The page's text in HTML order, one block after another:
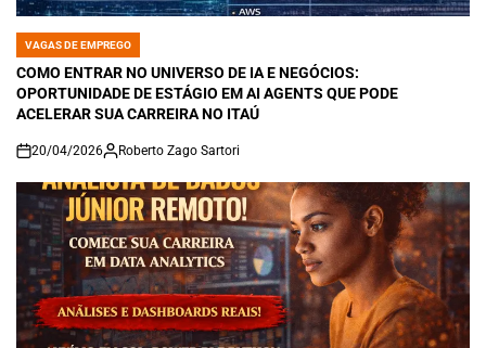
POSTED
IN
VAGAS DE EMPREGO
COMO ENTRAR NO UNIVERSO DE IA E NEGÓCIOS:
OPORTUNIDADE DE ESTÁGIO EM AI AGENTS QUE PODE
ACELERAR SUA CARREIRA NO ITAÚ
on
20/04/2026 Roberto Zago Sartori